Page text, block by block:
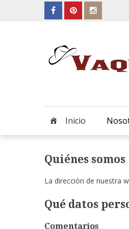
Inicio
Quiénes somos
La dirección de nuestra
Qué datos
Comentarios